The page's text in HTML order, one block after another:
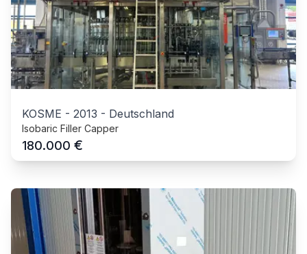
KOSME - 2013 - Deutschland
Isobaric Filler Capper
180.000 €